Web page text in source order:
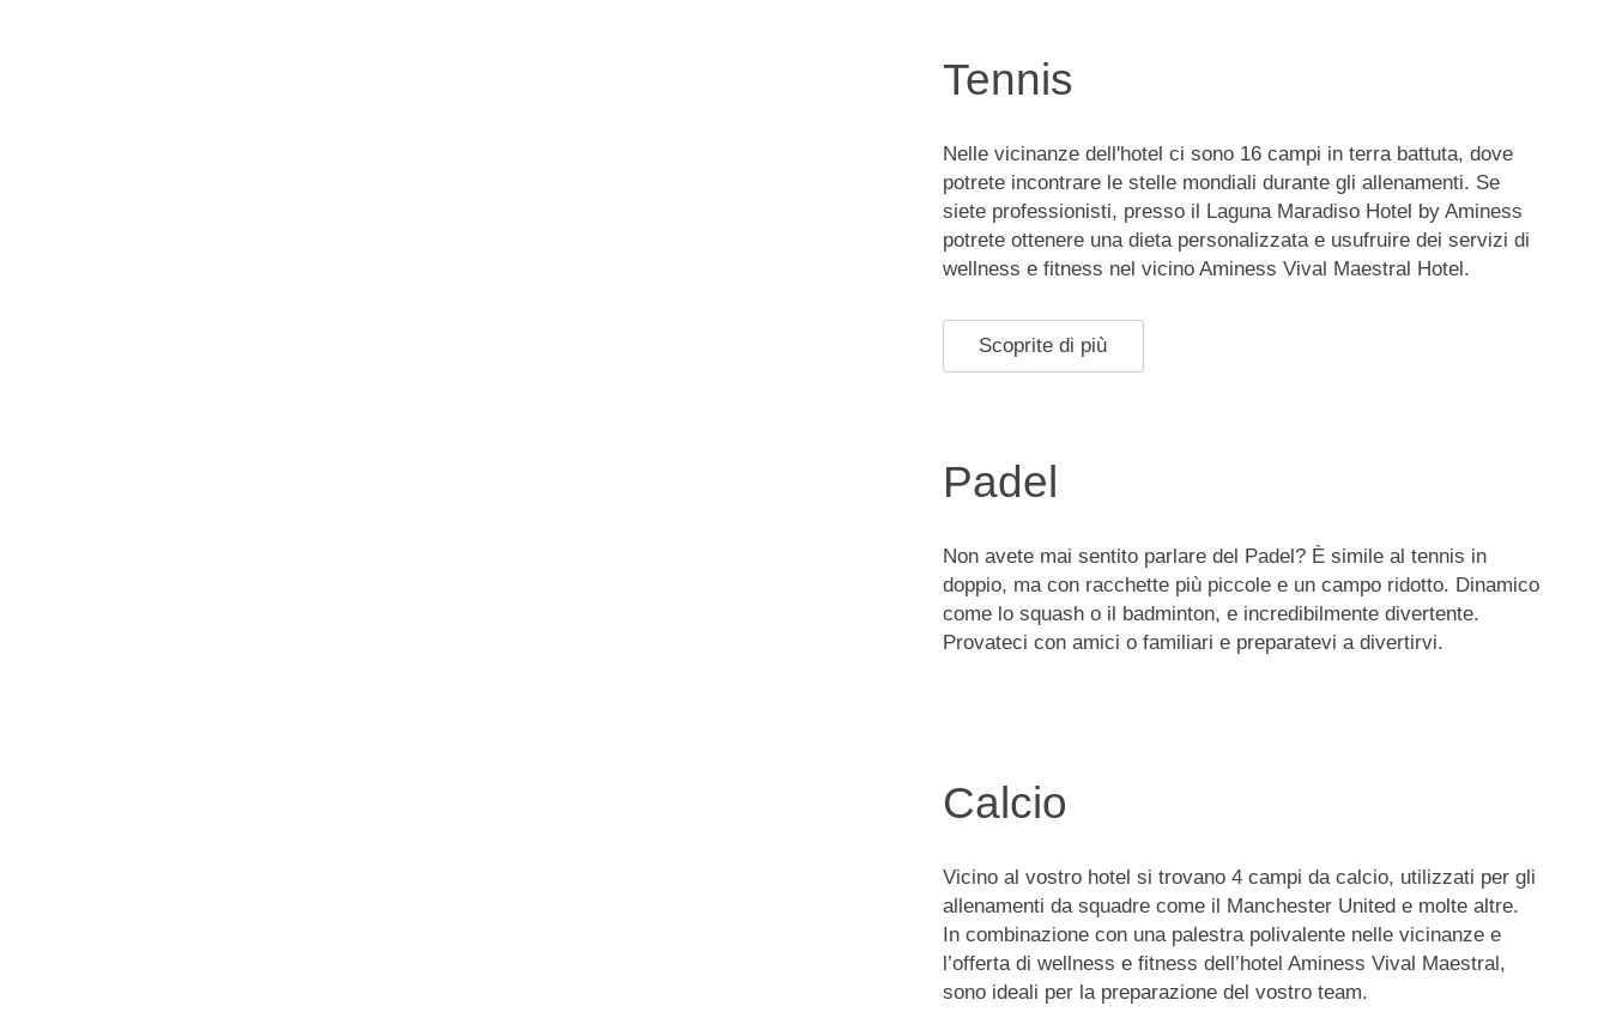
Tennis
Nelle vicinanze dell'hotel ci sono 16 campi in terra battuta, dove
potrete incontrare le stelle mondiali durante gli allenamenti. Se
siete professionisti, presso il Laguna Maradiso Hotel by Aminess
potrete ottenere una dieta personalizzata e usufruire dei servizi di
wellness e fitness nel vicino Aminess Vival Maestral Hotel.
Scoprite di più
Padel
Non avete mai sentito parlare del Padel? È simile al tennis in
doppio, ma con racchette più piccole e un campo ridotto. Dinamico
come lo squash o il badminton, e incredibilmente divertente.
Provateci con amici o familiari e preparatevi a divertirvi.
Calcio
Vicino al vostro hotel si trovano 4 campi da calcio, utilizzati per gli
allenamenti da squadre come il Manchester United e molte altre.
In combinazione con una palestra polivalente nelle vicinanze e
l’offerta di wellness e fitness dell’hotel Aminess Vival Maestral,
sono ideali per la preparazione del vostro team.